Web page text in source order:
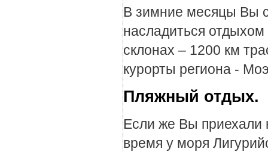
В зимние месяцы Вы
насладиться
склонах – 1200 км
курорты региона -
Пляжный отдых.
Если же Вы приехали
время у моря